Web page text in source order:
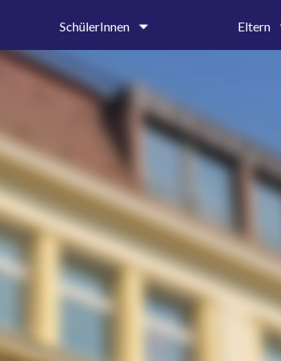
SchülerInnen
Oberstufe
Mittel- und Unterstufe
Ehemalige und Förderer
Schülerbibliothek
Hilfe & Beratung
Beratungslehrerin
Schulsozialarbeiterin
Handlungsleitfaden
Eltern
Beurlaubungen
Elternbriefe
Schulprospekt
Ehemalige